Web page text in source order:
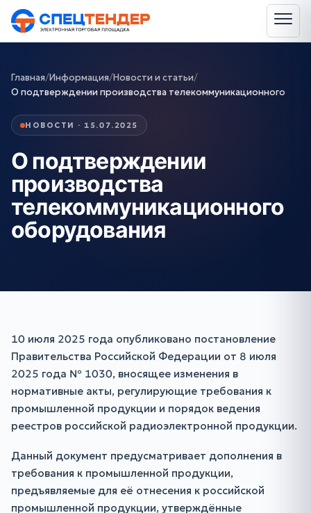
Главная/Информация/Новости и статьи/
О подтверждении производства телекоммуникационного
НОВОСТИ · 15.07.2025
О подтверждении
производства
телекоммуникационного
оборудования
10 июля 2025 года опубликовано постановление
Правительства Российской Федерации от 8 июля
2025 года № 1030, вносящее изменения в
нормативные акты, регулирующие требования к
промышленной продукции и порядок ведения
реестров российской радиоэлектронной продукции.
Данный документ предусматривает дополнения в
требования к промышленной продукции,
предъявляемые для её отнесения к российской
промышленной продукции, утверждённые